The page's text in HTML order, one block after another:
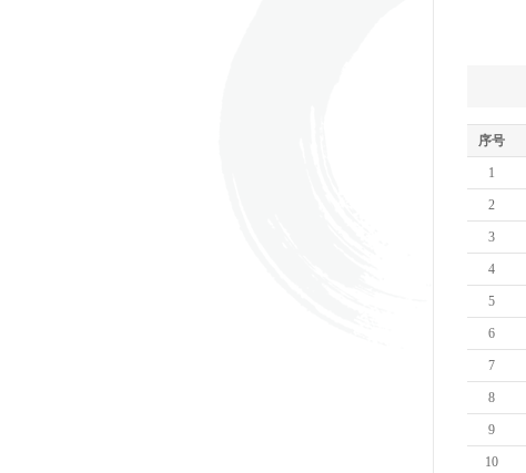
序号
1
2
3
4
5
6
7
8
9
10